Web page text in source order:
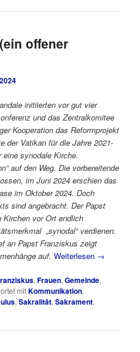
offener
initiierten vor gut vier
und das Zentralkomitee
Kooperationdas Reformprojekt
der Vatikan für die Jahre 2021-
eine synodale Kirche.
auf den Weg. Die vorbereitende
im Juni 2024 erschien das
im Oktober 2024. Doch
sind angebracht. Der Papst
Kirchen vor Ort endlich
„synodal“ verdienen.
an Papst Franziskus zeigt
auf. Weiterlesen →
,Frauen,Gemeinde,
mitKommunikation,
,Sakralität,Sakrament,